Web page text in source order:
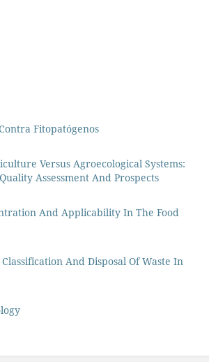
Fitopatógenos
Versus Agroecological Systems:
Assessment And Prospects
And Applicability In The Food
And Disposal Of Waste In